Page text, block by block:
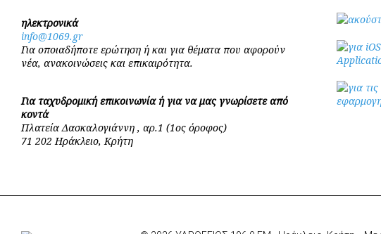
ηλεκτρονικά
info@1069.gr
Για οποιαδήποτε ερώτηση ή και για θέματα που αφορούν
νέα, ανακοινώσεις και επικαιρότητα.
Για ταχυδρομική επικοινωνία ή για να μας γνωρίσετε από
κοντά
Πλατεία Δασκαλογιάννη , αρ.1 (1ος όροφος)
71 202 Ηράκλειο, Κρήτη